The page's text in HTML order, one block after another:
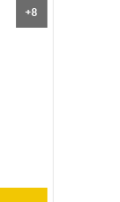
+8